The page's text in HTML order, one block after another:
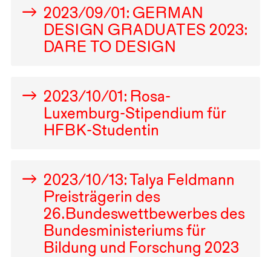
2023/09/01: GERMAN
DESIGN GRADUATES 2023:
DARE TO DESIGN
2023/10/01: Rosa-
Luxemburg-Stipendium für
HFBK-Studentin
2023/10/13: Talya Feldmann
Preisträgerin des
26.⁠ ⁠Bundeswettbewerbes des
Bundesministeriums für
Bildung und Forschung 2023